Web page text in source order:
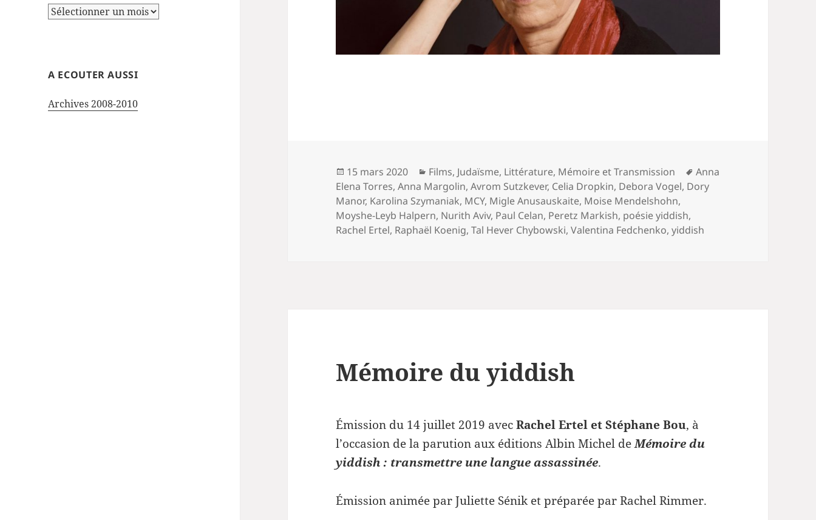
Archives
A ECOUTER AUSSI
Archives 2008-2010
Publié
le
15 mars 2020 Catégories
Films, Judaïsme, Littérature, Mémoire et Transmission
Mots-
clés
Anna
Elena Torres,Anna Margolin,Avrom Sutzkever, Celia Dropkin, Debora Vogel, Dory
Manor, Karolina Szymaniak, MCY, Migle Anusauskaite, Moise Mendelshohn,
Moyshe-Leyb Halpern, Nurith Aviv, Paul Celan, Peretz Markish, poésie yiddish,
Rachel Ertel, Raphaël Koenig,Tal Hever Chybowski,Valentina Fedchenko,yiddish
Mémoire du yiddish
Émission du 14 juillet 2019 avecRachel Ertel et Stéphane Bou, à
l’occasion de la parution aux éditions Albin Michel deMémoire du
yiddish : transmettre une langue assassinée.
Émission animée par Juliette Sénik et préparée par Rachel Rimmer.